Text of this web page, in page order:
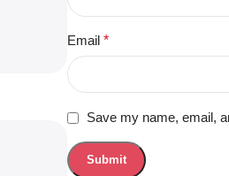
Email*
Save my name, email,